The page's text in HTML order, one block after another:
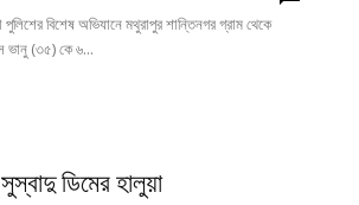
বিশেষ অভিযানে মথুরাপুর শান্তিনগর গ্রাম থেকে
ভানু (৩৫) কে ৬...
ডিমের হালুয়া